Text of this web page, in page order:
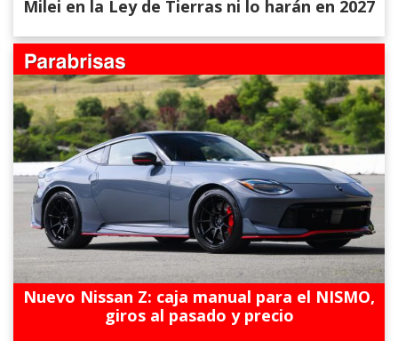
Milei en la Ley de Tierras ni lo harán en 2027
Nuevo Nissan Z: caja manual para el NISMO,
giros al pasado y precio